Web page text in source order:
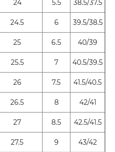
24 5.5
38.5/37.5
24.5 6
39.5/38.5
25 6.5
40/39
25.5 7
40.5/39.5
26 7.5
41.5/40.5
26.5 8
42/41
27 8.5
42.5/41.5
27.5 9
43/42